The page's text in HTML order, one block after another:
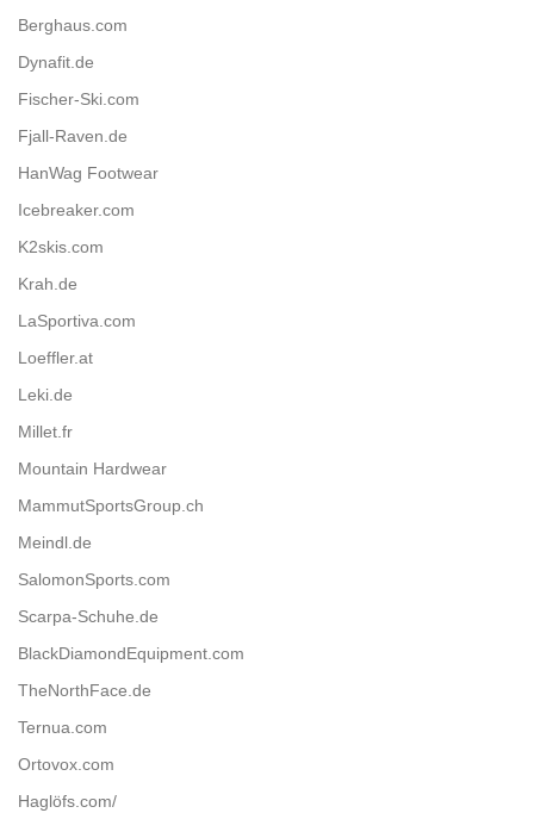
Berghaus.com
Dynafit.de
Fischer-Ski.com
Fjall-Raven.de
HanWag Footwear
Icebreaker.com
K2skis.com
Krah.de
LaSportiva.com
Loeffler.at
Leki.de
Millet.fr
Mountain Hardwear
MammutSportsGroup.ch
Meindl.de
SalomonSports.com
Scarpa-Schuhe.de
BlackDiamondEquipment.com
TheNorthFace.de
Ternua.com
Ortovox.com
Haglöfs.com/